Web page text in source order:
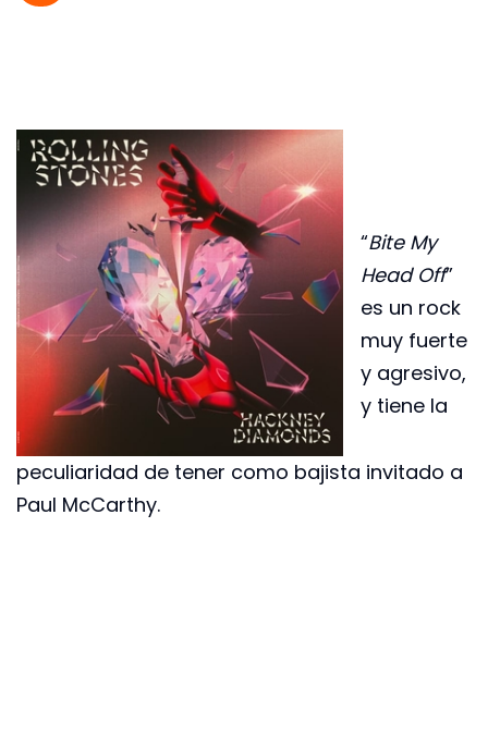
“Bite My
Head Off”
es un rock
muy fuerte
y agresivo,
y tiene la
peculiaridad de tener como bajista invitado a
Paul McCarthy.